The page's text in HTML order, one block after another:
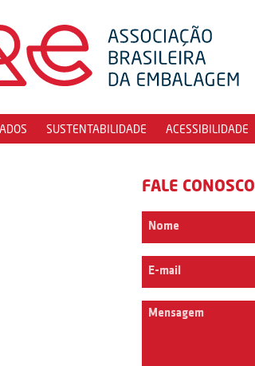
SUSTENTABILIDADE ACESSIBILIDADE
FALE CONOSCO